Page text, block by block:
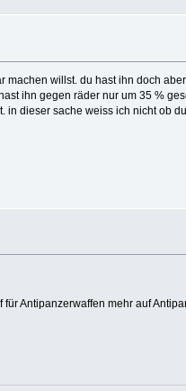
willst. du hast ihn doch
ihn gegen räder nur um 35 %
dieser sache weiss ich nicht ob
Antipanzerwaffen mehr auf